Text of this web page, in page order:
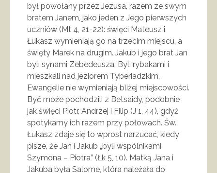
był powołany przez Jezusa, razem ze swym
bratem Janem, jako jeden z Jego pierwszych
uczniów (Mt 4, 21-22): święci Mateusz i
Łukasz wymieniają go na trzecim miejscu, a
święty Marek na drugim. Jakub i jego brat Jan
byli synami Zebedeusza. Byli rybakami i
mieszkali nad jeziorem Tyberiadzkim.
Ewangelie nie wymieniają bliżej miejscowości.
Być może pochodzili z Betsaidy, podobnie
jak święci Piotr, Andrzej i Filip (J 1, 44), gdyż
spotykamy ich razem przy połowach. Św.
Łukasz zdaje się to wprost narzucać, kiedy
pisze, że Jan i Jakub „byli wspólnikami
Szymona – Piotra” (Łk 5, 10). Matką Jana i
Jakuba była Salome, która należała do